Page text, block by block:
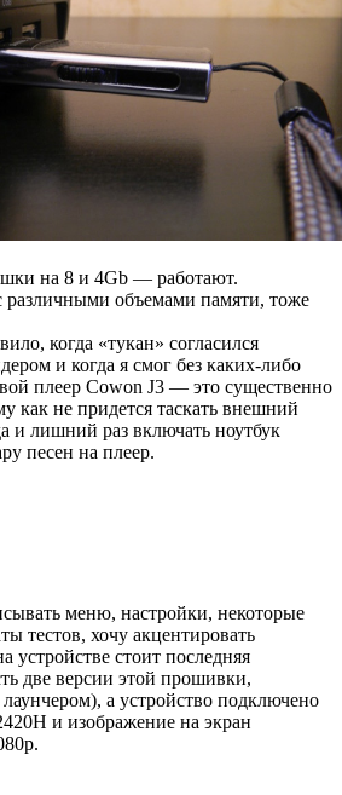
на 8 и 4Gb — работают.
объемами памяти, тоже
когда «тукан» согласился
и когда я смог без каких-либо
плеер Cowon J3 — это существенно
как не придется таскать внешний
и лишний раз включать ноутбук
песен на плеер.
меню, настройки, некоторые
тестов, хочу акцентировать
устройстве стоит последняя
две версии этой прошивки,
а устройство подключено
и изображение на экран